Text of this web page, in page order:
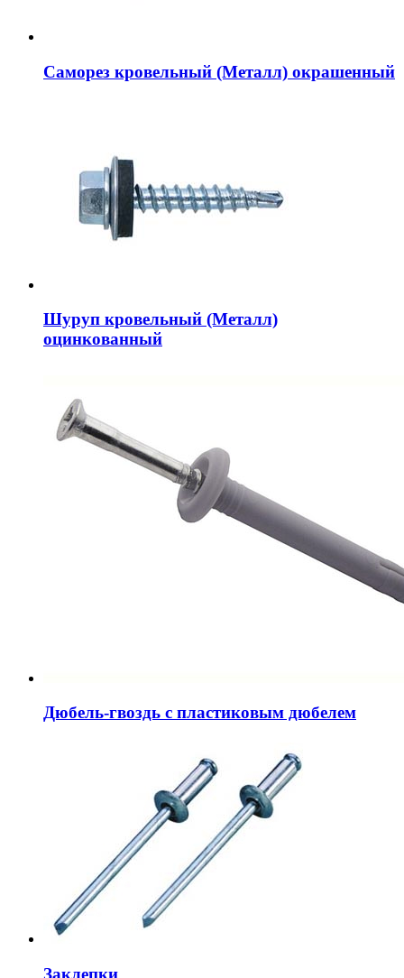
Саморез кровельный (Металл) окрашенный
Шуруп кровельный (Металл)
оцинкованный
Дюбель-гвоздь с пластиковым дюбелем
Заклепки